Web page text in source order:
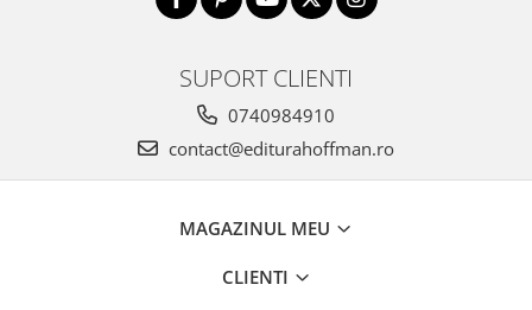
SUPORT CLIENTI
0740984910
contact@editurahoffman.ro
MAGAZINUL MEU
CLIENTI